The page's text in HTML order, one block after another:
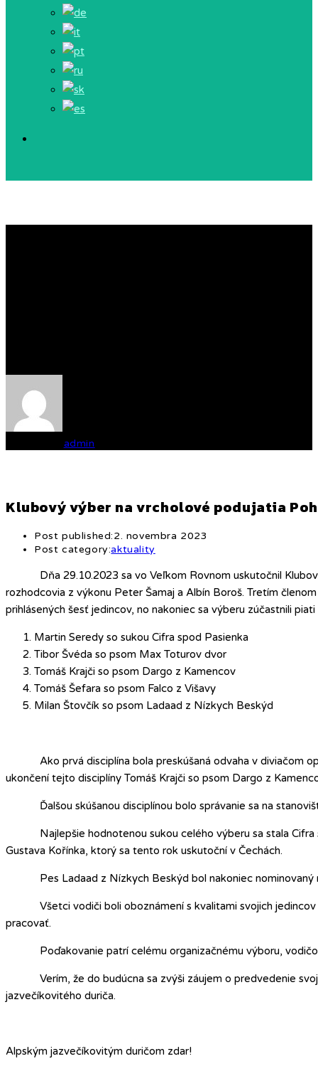
admin
Klubový výber na vrcholové podujatia
Post published:2. novembra 2023
Post category:aktuality
Dňa 29.10.2023 sa vo Veľkom Rovnom uskutočnil Klubový
rozhodcovia z výkonu Peter Šamaj a Albín Boroš. Tretím
prihlásených šesť jedincov, no nakoniec sa výberu zúčastnili
Martin Seredy so sukou Cifra spod Pasienka
Tibor Švéda so psom Max Toturov dvor
Tomáš Krajči so psom Dargo z Kamencov
Tomáš Šefara so psom Falco z Višavy
Milan Štovčík so psom Ladaad z Nízkych Beskýd
Ako prvá disciplína bola preskúšaná odvaha v diviačom
ukončení tejto disciplíny Tomáš Krajči so psom Dargo z
Ďalšou skúšanou disciplínou bolo správanie sa na
Najlepšie hodnotenou sukou celého výberu sa stala Cifra
Gustava Kořínka, ktorý sa tento rok uskutoční v Čechách.
Pes Ladaad z Nízkych Beskýd bol nakoniec nominovaný
Všetci vodiči boli oboznámení s kvalitami svojich jedincov
pracovať.
Poďakovanie patrí celému organizačnému výboru,
Verím, že do budúcna sa zvýši záujem o predvedenie
jazvečíkovitého duriča.
Alpským jazvečíkovitým duričom zdar!